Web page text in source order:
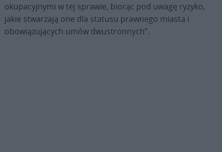
okupacyjnymi w tej sprawie, biorąc pod uwagę ryzyko,
jakie stwarzają one dla statusu prawnego miasta i
obowiązujących umów dwustronnych”.